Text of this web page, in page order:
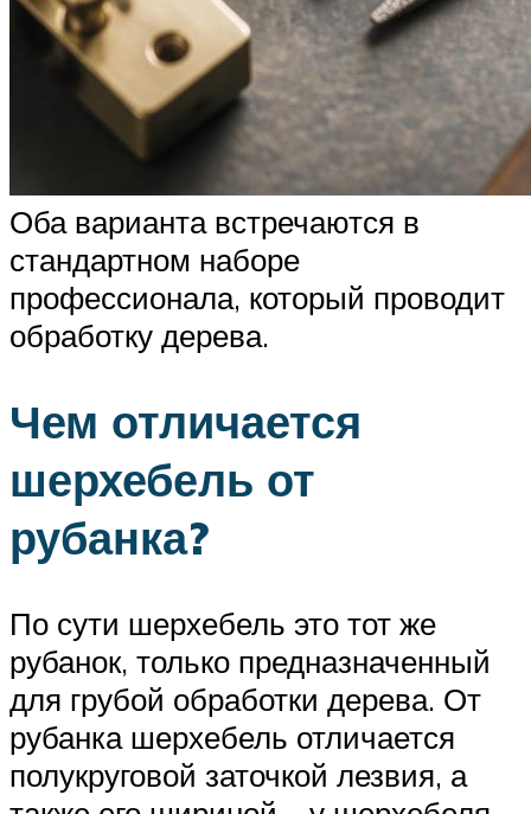
Оба варианта встречаются в
стандартном наборе
профессионала, который проводит
обработку дерева.
Чем отличается
шерхебель от
рубанка?
По сути шерхебель это тот же
рубанок, только предназначенный
для грубой обработки дерева. От
рубанка шерхебель отличается
полукруговой заточкой лезвия, а